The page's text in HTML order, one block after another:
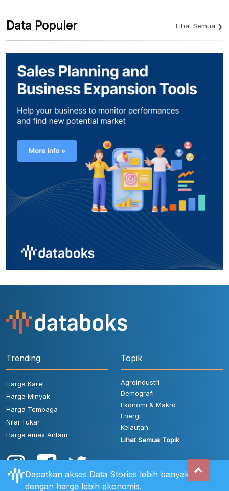
Data Populer Lihat Semua
Trending
Harga Karet
Harga Minyak
Harga Tembaga
Nilai Tukar
Harga emas Antam
Topik
Agroindustri
Demografi
Ekonomi & Makro
Energi
Kelautan
Lihat Semua Topik
Dapatkan akses Data Stories lebih banyak
dengan harga lebih ekonomis.